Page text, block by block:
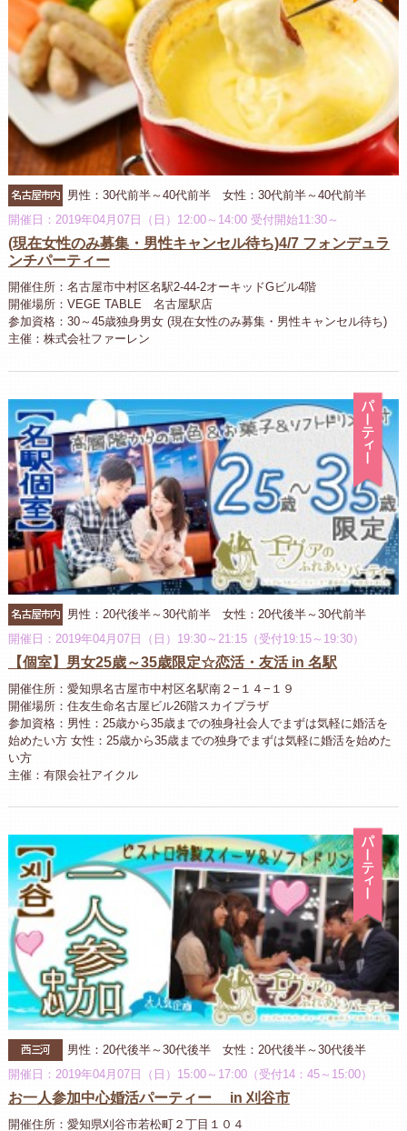
名古屋市内
男性：30代前半～40代前半 女性：30代前半～40代前半
開催日：2019年04月07日（日）12:00～14:00 受付開始11:30～
(現在女性のみ募集・男性キャンセル待ち)4/7 フォンデュラ
ンチパーティー
開催住所：名古屋市中村区名駅2-44-2オーキッドGビル4階
開催場所：VEGE TABLE 名古屋駅店
参加資格：30～45歳独身男女 (現在女性のみ募集・男性キャンセル待ち)
主催：株式会社ファーレン
パ
名古屋市内
男性：20代後半～30代前半 女性：20代後半～30代前半
開催日：2019年04月07日（日）19:30～21:15（受付19:15～19:30）
【個室】男女25歳～35歳限定☆恋活・友活 in 名駅
開催住所：愛知県名古屋市中村区名駅南２−１４−１９
開催場所：住友生命名古屋ビル26階スカイプラザ
参加資格：男性：25歳から35歳までの独身社会人でまずは気軽に婚活を
始めたい方 女性：25歳から35歳までの独身でまずは気軽に婚活を始めた
い方
主催：有限会社アイクル
パ
西三河
男性：20代後半～30代後半 女性：20代後半～30代後半
開催日：2019年04月07日（日）15:00～17:00（受付14：45～15:00）
お一人参加中心婚活パーティー in 刈谷市
開催住所：愛知県刈谷市若松町２丁目１０４